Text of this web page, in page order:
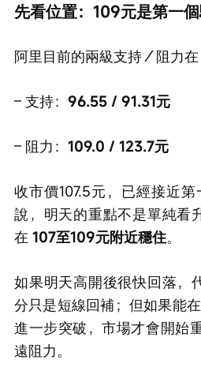
先看位置：109元是第一
阿里目前的兩級支持／阻力在
– 支持： 96.55 / 91.31元
– 阻力： 109.0 / 123.7元
收市價107.5元，已經接近
說，明天的重點不是單純看
在 107至109元附近穩住。
如果明天高開後很快回落，
分只是短線回補；但如果能
進一步突破，市場才會開始
遠阻力。